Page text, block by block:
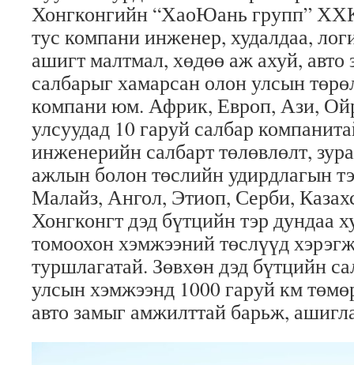
Хонгконгийн “ХаоЮань групп”
тус компани инженер, худалдаа,
ашигт малтмал, хөдөө аж ахуй, авто
салбарыг хамарсан олон улсын
компани юм. Африк, Европ, Ази,
улсуудад 10 гаруй салбар
инженерийн салбарт төлөвлөлт,
ажлын болон төслийн удирдлагын
Малайз, Ангол, Этиоп, Серби,
Хонгконгт дэд бүтцийн тэр дундаа
томоохон хэмжээний төслүүд
туршлагатай. Зөвхөн дэд бүтцийн
улсын хэмжээнд 1000 гаруй км
авто замыг амжилттай барьж,